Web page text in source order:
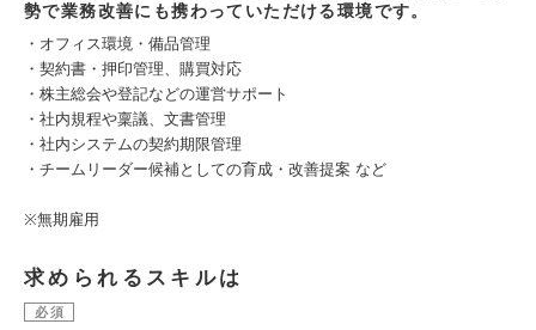
勢で業務改善にも携わっていただける環境です。
・オフィス環境・備品管理
・契約書・押印管理、購買対応
・株主総会や登記などの運営サポート
・社内規程や稟議、文書管理
・社内システムの契約期限管理
・チームリーダー候補としての育成・改善提案 など
※無期雇用
求められるスキルは
必須